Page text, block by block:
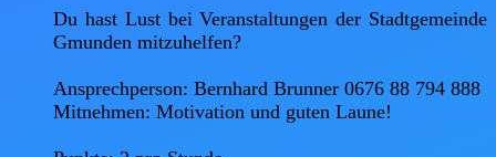
Du hast Lust bei Veranstaltungen der Stadtgemeinde
Gmunden mitzuhelfen?
Ansprechperson: Bernhard Brunner 0676 88 794 888
Mitnehmen: Motivation und guten Laune!